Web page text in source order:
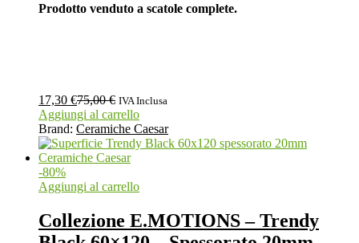
Prodotto venduto a scatole complete.
17,30 €75,00€ IVA Inclusa
Aggiungi al carrello
Brand: Ceramiche Caesar
-80%
Aggiungi al carrello
Collezione E.MOTIONS – Trendy